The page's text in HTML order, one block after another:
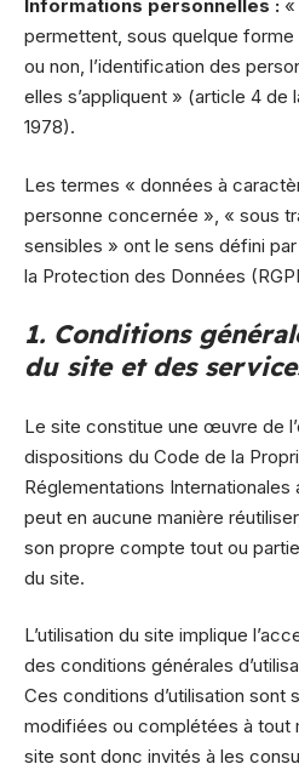
Informations personnelles :
permettent, sous quelque
ou non, l’identification des
elles s’appliquent » (article 4 de
1978).
Les termes « données à
personne concernée », « sous
sensibles » ont le sens défini
la Protection des Données
1. Conditions
du site et des
Le site constitue une œuvre de
dispositions du Code de la
Réglementations
peut en aucune manière
son propre compte tout ou
du site.
L’utilisation du site implique
des conditions générales
Ces conditions d’utilisation sont
modifiées ou complétées à tout
site sont donc invités à les